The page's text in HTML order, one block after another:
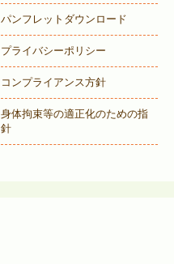
パンフレットダウンロード
プライバシーポリシー
コンプライアンス方針
身体拘束等の適正化のための指
針